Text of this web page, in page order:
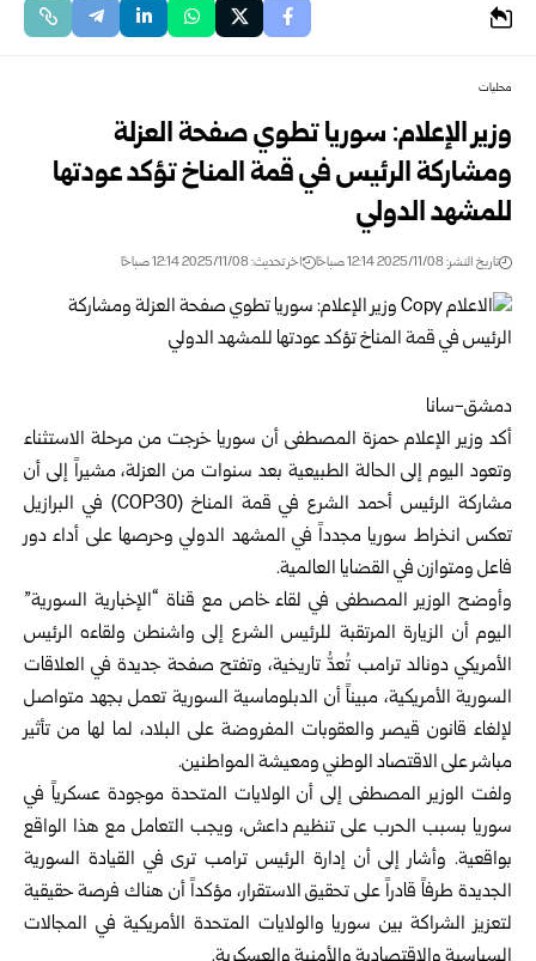
محليات
وزير الإعلام: سوريا تطوي صفحة العزلة
ومشاركة الرئيس في قمة المناخ تؤكد عودتها
للمشهد الدولي
تاريخ النشر: 2025/11/08 12:14 صباحًا اخر تحديث: 2025/11/08 12:14 صباحًا
دمشق-سانا
أكد وزير الإعلامحمزة المصطفى أن سوريا خرجت من مرحلة الاستثناء
وتعود اليوم إلى الحالة الطبيعية بعد سنوات من العزلة، مشيراً إلى أن
مشاركة الرئيس أحمد الشرع
في قمة المناخ (COP30) في البرازيل
تعكس انخراط سوريا مجدداً في المشهد الدولي وحرصها على أداء دور
فاعل ومتوازن في القضايا العالمية.
وأوضح الوزير المصطفى في لقاء خاص مع قناة “الإخبارية السورية”
اليوم أن الزيارة المرتقبة للرئيس الشرع إلى واشنطن ولقاءه الرئيس
الأمريكي دونالد ترامب تُعدُّ تاريخية، وتفتح صفحة جديدة في العلاقات
السورية الأمريكية، مبيناً أن الدبلوماسية السورية تعمل بجهد متواصل
لإلغاء قانون قيصر والعقوبات المفروضة على البلاد، لما لها من تأثير
مباشر على الاقتصاد الوطني ومعيشة المواطنين.
ولفت الوزير المصطفى إلى أن الولايات المتحدة موجودة عسكرياً في
سوريا بسبب الحرب على تنظيم داعش، ويجب التعامل مع هذا الواقع
بواقعية. وأشار إلى أن إدارة الرئيس ترامب ترى في القيادة السورية
الجديدة طرفاً قادراً على تحقيق الاستقرار، مؤكداً أن هناك فرصة حقيقية
لتعزيز الشراكة بين سوريا والولايات المتحدة الأمريكية في المجالات